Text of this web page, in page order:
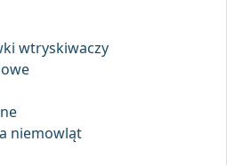
wtryskiwaczy
niemowląt